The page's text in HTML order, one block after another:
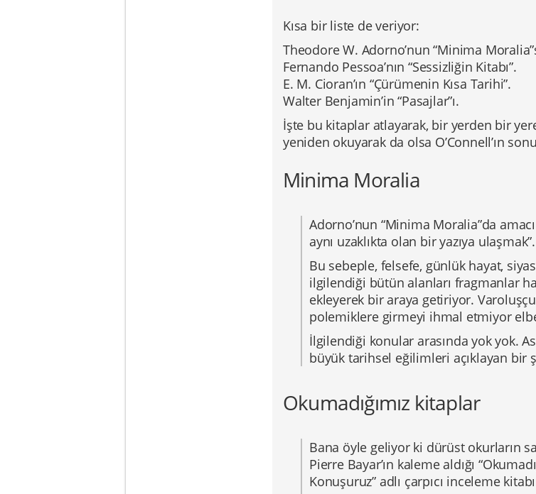
Kısa bir liste de veriyor:
Theodore W. Adorno’nun “Minima
Fernando Pessoa’nın “Sessizliğin Kitabı”.
E. M. Cioran’ın “Çürümenin Kısa Tarihi”.
Walter Benjamin’in “Pasajlar”ı.
İşte bu kitaplar atlayarak, bir yerden bir
yeniden okuyarak da olsa O’Connell’ın
Minima Moralia
Adorno’nun “Minima Moralia”da
aynı uzaklıkta olan bir yazıya ulaşmak”.
Bu sebeple, felsefe, günlük hayat,
ilgilendiği bütün alanları fragmanlar
ekleyerek bir araya getiriyor.
polemiklere girmeyi ihmal etmiyor
İlgilendiği konular arasında yok yok.
büyük tarihsel eğilimleri açıklayan bir
Okumadığımız kitaplar
Bana öyle geliyor ki dürüst okurların
Pierre Bayar’ın kaleme aldığı
Konuşuruz” adlı çarpıcı inceleme